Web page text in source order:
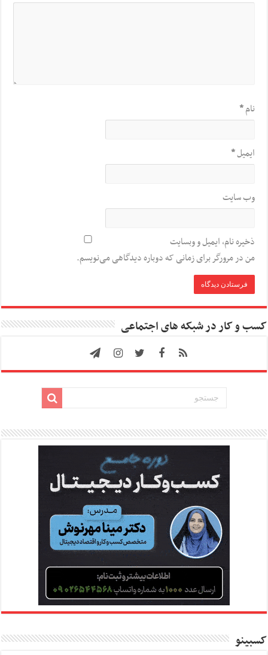
نام*
ایمیل*
وب‌ سایت
ذخیره نام، ایمیل و وبسایت
من در مرورگر برای زمانی که دوباره دیدگاهی می‌نویسم.
کسب و کار در شبکه های اجتماعی
کسبینو